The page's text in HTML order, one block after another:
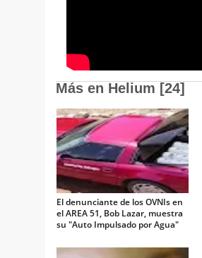
Más en Helium [24]
El denunciante de los OVNIs en
el AREA 51, Bob Lazar, muestra
su "Auto Impulsado por Agua"